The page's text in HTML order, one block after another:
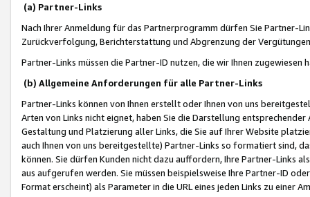
(a) Partner-Links
Nach Ihrer Anmeldung für das Partnerprogramm dürfen Sie Partner-
Zurückverfolgung, Berichterstattung und Abgrenzung der
Partner-Links müssen die Partner-ID nutzen, die wir Ihnen zugewiesen
(b) Allgemeine Anforderungen für alle Partner-Links
Partner-Links können von Ihnen erstellt oder Ihnen von uns
Arten von Links nicht eignet, haben Sie die Darstellung
Gestaltung und Platzierung aller Links, die Sie auf Ihrer Website
auch Ihnen von uns bereitgestellte) Partner-Links so formatiert sind,
können. Sie dürfen Kunden nicht dazu auffordern, Ihre Partner-Links
aus aufgerufen werden. Sie müssen beispielsweise Ihre Partner-ID
Format erscheint) als Parameter in die URL eines jeden Links zu einer